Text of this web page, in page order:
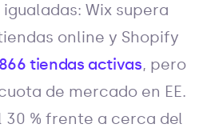
Wix supera
online y Shopify
tiendas activas, pero
de mercado en EE.
30 % frente a cerca del